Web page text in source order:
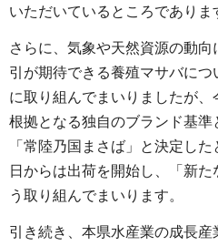
いただいているところでありま
さらに、気象や天然資源の動
引が期待できる養殖マサバに
に取り組んでまいりましたが
根拠となる独自のブランド基
「常陸乃国まさば」と決定し
日からは出荷を開始し、「新
う取り組んでまいります。
引き続き、本県水産業の成長